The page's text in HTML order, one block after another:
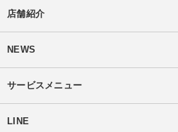
店舗紹介
NEWS
サービスメニュー
LINE